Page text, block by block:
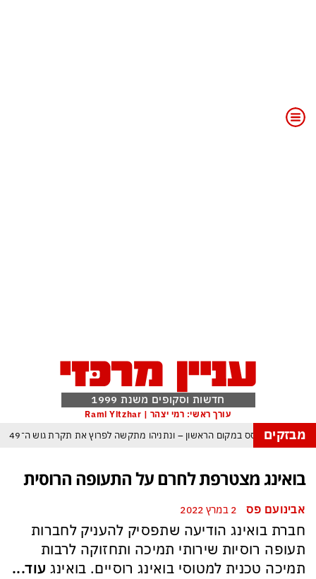
חדשות וסקופים משנת 1999
עורך ראשי: רמי יצהר | Rami Yitzhar
מבזקים
איזנקוט מתבסס במקום הראשון – ונתניהו מתקשה לפרוץ את תקרת גוש ה־49
לגבי תפעול משותף של מצר הורמוז – אם טראמפ יאשר המלחמה תסתיים
מי היה מאמין שבאר שבע תנצח את הכוכב האדום?
להגנה – טראמפ נשאר רק עם ציוצי האיום המגוחכים שלא מזיזים לטהרן
כמדיניות: כך הפכה ההוצאה להורג לכלי ההרתעה המרכזי של המשטר האיראני
בואינג מצטרפת לחרם על התעופה הרוסית
אבינועם פס
חברת בואינג הודיעה שתפסיק להעניק לחברות
תעופה רוסיות שירותי תמיכה ותחזוקה לרבות
תמיכה טכנית למטוסי בואינג רוסיים. בואינג עוד...